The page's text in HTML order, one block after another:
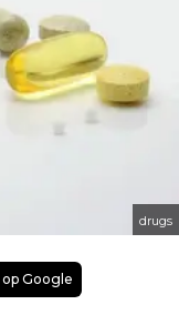
drugs
Google